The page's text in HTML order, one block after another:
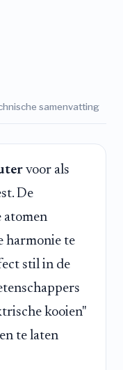
samenvatting
voor als
De
atomen
harmonie te
stil in de
kooien"
te laten